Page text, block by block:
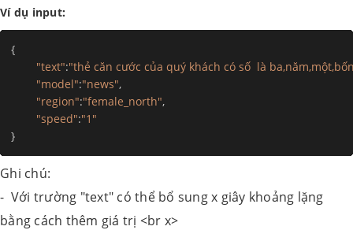
Ví dụ input:
{
"text":"thẻ căn cước của quý khách có số  là
"model":"news",
"region":"female_north",
"speed":"1"
}
Ghi chú:
- Với trường "text" có thể bổ sung x giây khoảng lặng
bằng cách thêm giá trị <br x>